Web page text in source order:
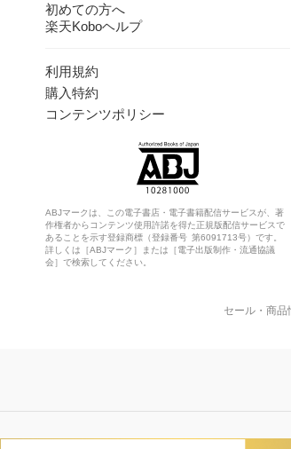
初めての方へ
楽天Koboヘルプ
利用規約
購入特約
コンテンツポリシー
ABJマークは、この電子書店・電子書籍配信サービスが、著
作権者からコンテンツ使用許諾を得た正規版配信サービスで
あることを示す登録商標（登録番号 第6091713号）です。
詳しくは［ABJマーク］または［電子出版制作・流通協議
会］で検索してください。
セール・商